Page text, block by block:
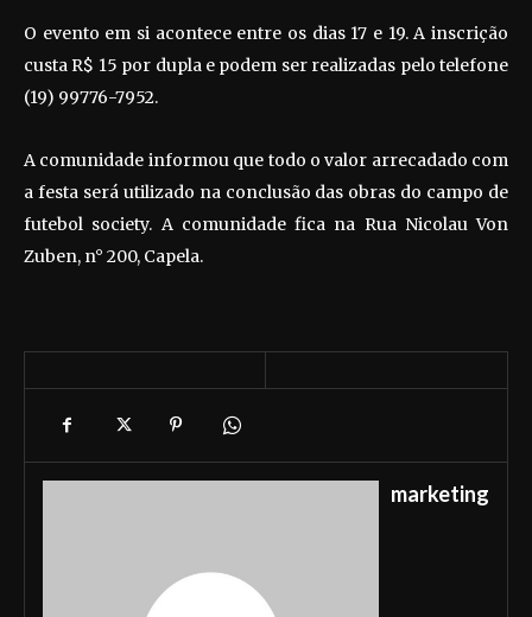
O evento em si acontece entre os dias 17 e 19. A inscrição
custa R$ 15 por dupla e podem ser realizadas pelo telefone
(19) 99776-7952.
A comunidade informou que todo o valor arrecadado com
a festa será utilizado na conclusão das obras do campo de
futebol society. A comunidade fica na Rua Nicolau Von
Zuben, n° 200, Capela.
marketing